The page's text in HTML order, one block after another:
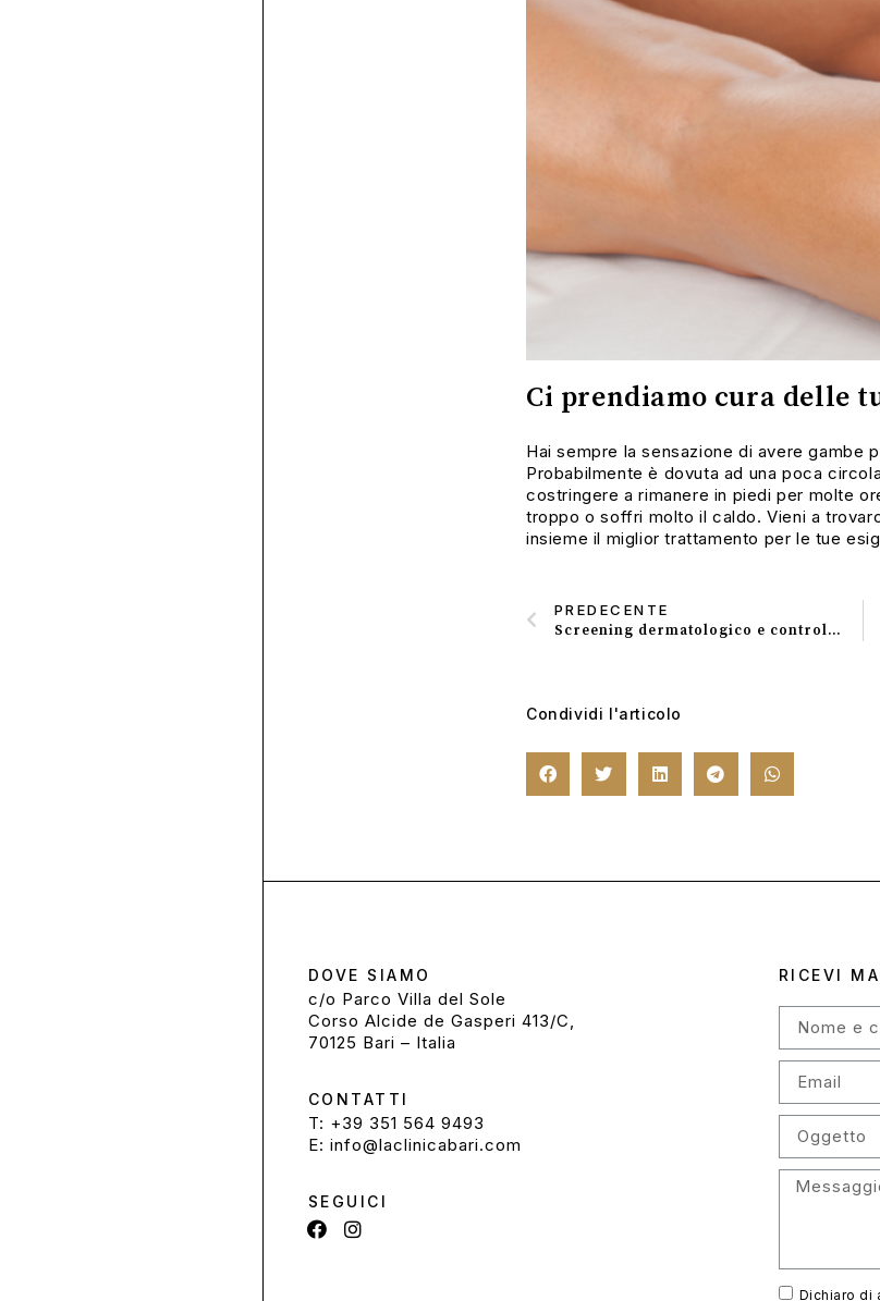
Ci prendiamo cura delle
Hai sempre la sensazione di avere gambe
Probabilmente è dovuta ad una poca
costringere a rimanere in piedi per molte
troppo o soffri molto il caldo. Vieni a
insieme il miglior trattamento per le tue
PREDECENTE
Screening dermatologico e controllo dei nei: perché è importante?
Condividi l'articolo
DOVE SIAMO
c/o Parco Villa del Sole
Corso Alcide de Gasperi 413/C,
70125 Bari – Italia
CONTATTI
T: +39 351 564 9493
E: info@laclinicabari.com
SEGUICI
RICEVI
Dichiaro di